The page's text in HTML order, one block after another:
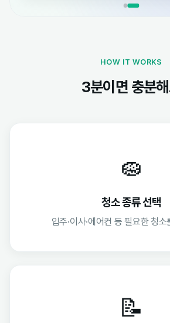
HOW IT WORKS
3분이면 충분
🧽
청소 종류 선택
입주·이사·에어컨 등 필요한 청
📝